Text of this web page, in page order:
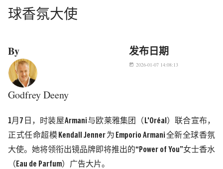
球香氛大使
By
Godfrey Deeny
发布日期
today 2026-01-07 14:08:13
1月 7 日 ，时装屋Armani与欧莱雅集团（ L'Oréal ）联合宣布，
正式任命超模 Kendall Jenner 为 Emporio Armani全新全球香氛
大使。她将领衔出镜品牌即将推出的“Power of You”女士香水
（ Eau de Parfum）广告大片。